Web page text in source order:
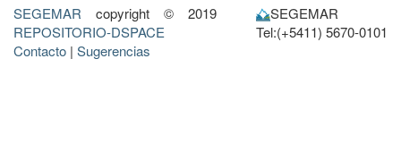
SEGEMAR copyright © 2019
REPOSITORIO-DSPACE
Contacto | Sugerencias
SEGEMAR
Tel:(+5411) 5670-0101